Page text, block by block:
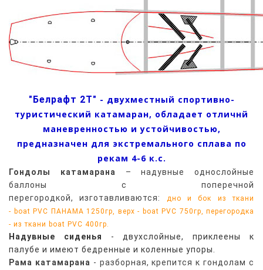
"Белрафт 2Т" - двухместный спортивно-
туристический катамаран, обладает отличнй
маневренностью и устойчивостью,
предназначен для экстремального сплава по
рекам 4-6 к.с.
Гондолы катамарана
– надувные однослойные
баллоны с поперечной
перегородкой, изготавливаются: дно и бок из ткани
- boat PVC ПАНАМА 1250гр, верх - boat PVC 750гр, перегородка
- из ткани boat PVC 400гр.
Надувные сиденья
- двухслойные, приклеены к
палубе и имеют бедренные и коленные упоры.
Рама катамарана - разборная, крепится к гондолам с